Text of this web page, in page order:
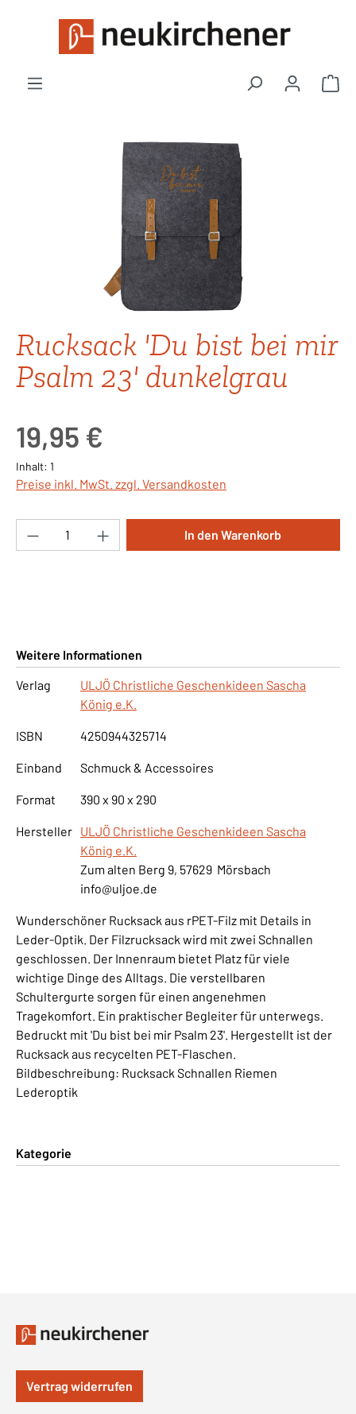
Zum Hauptinhalt springen
Bildergalerie überspringen
Rucksack 'Du bist bei mir
Psalm 23' dunkelgrau
19,95 €
Inhalt: 1
Preise inkl. MwSt. zzgl. Versandkosten
Produkt Anzahl: Gib den gewünschten
In den Warenkorb
Weitere Informationen
Verlag
ULJÖ Christliche Geschenkideen Sascha
König e.K.
ISBN 4250944325714
Einband Schmuck & Accessoires
Format 390 x 90 x 290
Hersteller ULJÖ Christliche Geschenkideen Sascha
König e.K.
Zum alten Berg 9, 57629 Mörsbach
info@uljoe.de
Wunderschöner Rucksack aus rPET-Filz mit Details in
Leder-Optik. Der Filzrucksack wird mit zwei Schnallen
geschlossen. Der Innenraum bietet Platz für viele
wichtige Dinge des Alltags. Die verstellbaren
Schultergurte sorgen für einen angenehmen
Tragekomfort. Ein praktischer Begleiter für unterwegs.
Bedruckt mit 'Du bist bei mir Psalm 23'. Hergestellt ist der
Rucksack aus recycelten PET-Flaschen.
Bildbeschreibung: Rucksack Schnallen Riemen
Lederoptik
Kategorie
Vertrag widerrufen